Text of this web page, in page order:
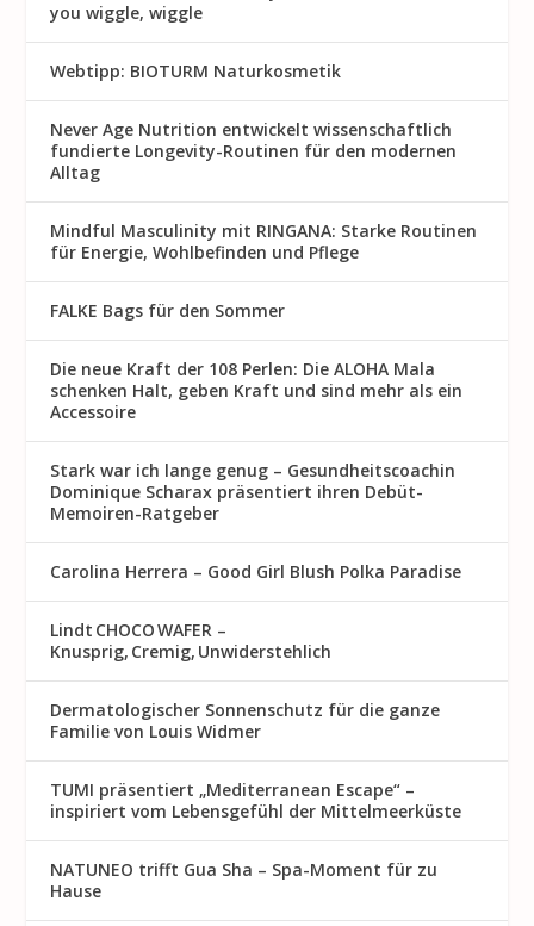
you wiggle, wiggle
Webtipp: BIOTURM Naturkosmetik
Never Age Nutrition entwickelt wissenschaftlich
fundierte Longevity-Routinen für den modernen
Alltag
Mindful Masculinity mit RINGANA: Starke Routinen
für Energie, Wohlbefinden und Pflege
FALKE Bags für den Sommer
Die neue Kraft der 108 Perlen: Die ALOHA Mala
schenken Halt, geben Kraft und sind mehr als ein
Accessoire
Stark war ich lange genug – Gesundheitscoachin
Dominique Scharax präsentiert ihren Debüt-
Memoiren-Ratgeber
Carolina Herrera – Good Girl Blush Polka Paradise
Lindt CHOCO WAFER –
Knusprig, Cremig, Unwiderstehlich
Dermatologischer Sonnenschutz für die ganze
Familie von Louis Widmer
TUMI präsentiert „Mediterranean Escape“ –
inspiriert vom Lebensgefühl der Mittelmeerküste
NATUNEO trifft Gua Sha – Spa-Moment für zu
Hause